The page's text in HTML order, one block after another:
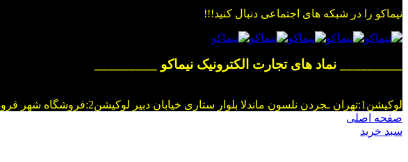
نیماکو را در شبکه های اجتماعی دنبال کنید!!!
_________ نماد های تجارت الکترونیک نیماکو _________
لوکیشن1:تهران ـجردن نلسون ماندلا بلوار ستاری خیابان دبیر لوکیشن2:فروشگاه شهر قروه خیابان تختی نبش کوچه دانش
صفحه اصلی
سبد خرید